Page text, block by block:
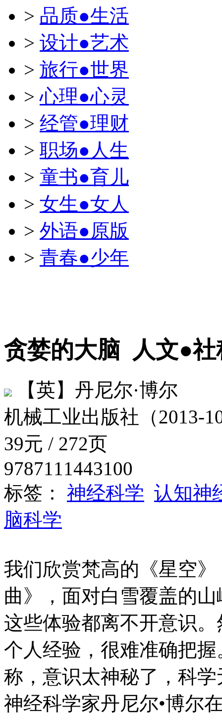
> 品质●生活
> 设计●艺术
> 旅行●世界
>心理●心灵
> 经管●理财
> 职场●人生
> 童书●育儿
> 女生●女人
> 外语●原版
> 青春●少年
贪婪的大脑 人文●社
【英】丹尼尔·博尔
机械工业出版社（2013-
39元 / 272页
9787111443100
标签： 神经科学 认知神
脑科学
我们欣赏梵高的《星空
曲》，面对白雪覆盖的
这些体验都离不开意识
个人经验，很难准确把
称，意识太神秘了，科
神经科学家丹尼尔•博尔